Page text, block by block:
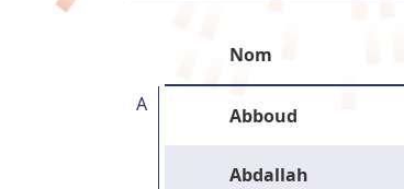
Nom
A Abboud
Abdallah